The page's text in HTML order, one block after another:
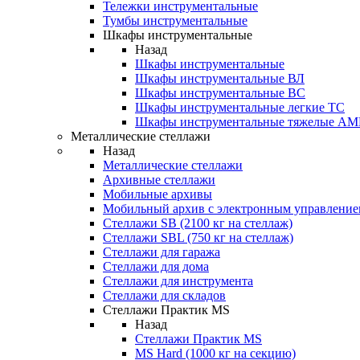
Тележки инструментальные
Тумбы инструментальные
Шкафы инструментальные
Назад
Шкафы инструментальные
Шкафы инструментальные ВЛ
Шкафы инструментальные ВС
Шкафы инструментальные легкие ТС
Шкафы инструментальные тяжелые
Металлические стеллажи
Назад
Металлические стеллажи
Архивные стеллажи
Мобильные архивы
Мобильный архив с электронным
Стеллажи SB (2100 кг на стеллаж)
Стеллажи SBL (750 кг на стеллаж)
Стеллажи для гаража
Стеллажи для дома
Стеллажи для инструмента
Стеллажи для складов
Стеллажи Практик MS
Назад
Стеллажи Практик MS
MS Hard (1000 кг на секцию)